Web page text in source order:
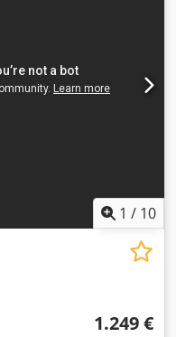
1 / 10
1.249 €